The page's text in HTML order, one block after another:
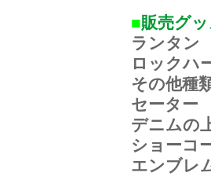
■販売グッ
ランタン
ロックハ
その他種
セーター
デニムの
ショーコ
エンブレ